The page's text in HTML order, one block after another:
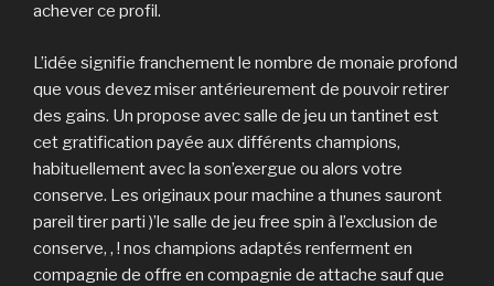
achever ce profil.
L’idée signifie franchement le nombre de monaie profond
que vous devez miser antérieurement de pouvoir retirer
des gains. Un propose avec salle de jeu un tantinet est
cet gratification payée aux différents champions,
habituellement avec la son’exergue ou alors votre
conserve. Les originaux pour machine a thunes sauront
pareil tirer parti )’le salle de jeu free spin à l’exclusion de
conserve, , ! nos champions adaptés renferment en
compagnie de offre en compagnie de attache sauf que